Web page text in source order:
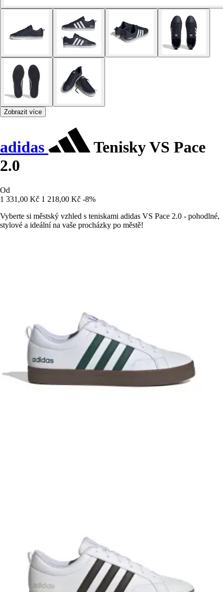
Zobrazit více
adidas
Tenisky VS Pace
2.0
Od
1 331,00 Kč 1 218,00 Kč -8%
Vyberte si městský vzhled s teniskami adidas VS Pace 2.0 - pohodlné,
stylové a ideální na vaše procházky po městě!